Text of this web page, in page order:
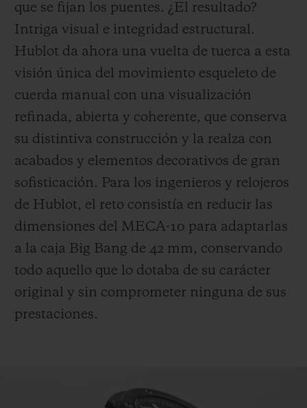
que se fijan los puentes. ¿El resultado?
Intriga visual e integridad estructural.
Hublot da ahora una vuelta de tuerca a esta
visión única del movimiento esqueleto de
cuerda manual con una visualización
refinada, abierta y coherente, que conserva
su distintiva construcción y la realza con
acabados y elementos decorativos de gran
sofisticación. Para los ingenieros y relojeros
de Hublot, el reto consistía en reducir las
dimensiones del MECA-10 para adaptarlas
a la caja Big Bang de 42 mm, conservando
todo aquello que lo dotaba de su carácter
original y sin comprometer ninguna de sus
prestaciones.